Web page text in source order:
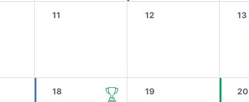
11 12 13
18 19 20